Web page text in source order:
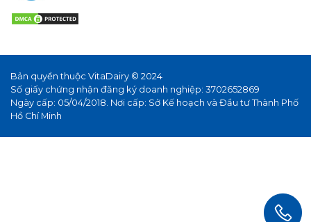
Bản quyền thuộc VitaDairy © 2024
Số giấy chứng nhận đăng ký doanh nghiệp: 3702652869
Ngày cấp: 05/04/2018. Nơi cấp: Sở Kế hoạch và Đầu tư Thành Phố
Hồ Chí Minh